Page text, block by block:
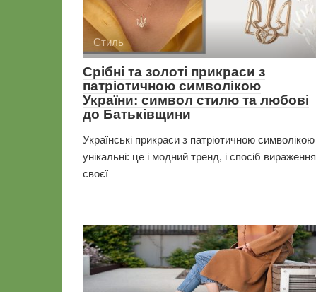
Стиль
Срібні та золоті прикраси з
патріотичною символікою
України: символ стилю та любові
до Батьківщини
Українські прикраси з патріотичною символікою
унікальні: це і модний тренд, і спосіб вираження
своєї